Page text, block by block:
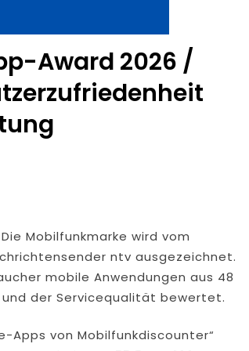
Award 2026 /
Mobilfunkmarke wird vom
ntv ausgezeichnet.
mobile Anwendungen aus 48
der Servicequalität bewertet.
Apps von Mobilfunkdiscounter“